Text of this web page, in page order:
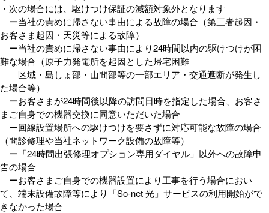
・次の場合には、駆けつけ保証の減額対象外となります
ー当社の責めに帰さない事由による故障の場合（第三者起因・
お客さま起因・天災等による故障）
ー当社の責めに帰さない事由により24時間以内の駆けつけが困
難な場合（原子力発電所を起因とした帰宅困難
区域・島しょ部・山間部等の一部エリア・交通遮断が発生し
た場合等）
ーお客さまが24時間後以降の訪問日時を指定した場合、お客さ
まご自身での機器交換に同意いただいた場合
ー回線設置場所への駆けつけを要さずに対応可能な故障の場合
（問診修理や当社ネットワーク設備の故障等）
ー「24時間出張修理オプション専用ダイヤル」以外への故障申
告の場合
ーお客さまご自身での機器設置により工事を行う場合におい
て、端末設備故障等により「So-net 光」サービスの利用開始がで
きなかった場合